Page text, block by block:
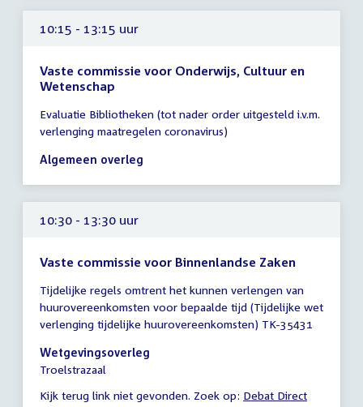
10:15 - 13:15 uur
Vaste commissie voor Onderwijs, Cultuur en
Wetenschap
vergadering
10:15
-
uur
Evaluatie Bibliotheken (tot nader order uitgesteld i.v.m.
verlenging maatregelen coronavirus)
Algemeen overleg
10:30 - 13:30 uur
Vaste commissie voor Binnenlandse Zaken
vergadering
10:30
-
13:30
uur
Tijdelijke regels omtrent het kunnen verlengen van
huurovereenkomsten voor bepaalde tijd (Tijdelijke wet
verlenging tijdelijke huurovereenkomsten) TK-35431
Wetgevingsoverleg
Troelstrazaal
Kijk terug link niet gevonden. Zoek op: External
Debat Direct